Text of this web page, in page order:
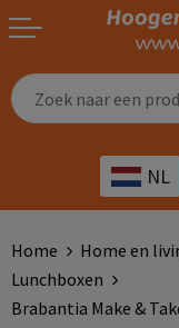
NL
Giveaways
Outdoor
Home & living
Werkkleding
Sportkleding
Overig
Outdoor artikelen
Giveaways
Transport
Horeca
ICT
Home Home en
Lunchboxen
Brabantia Make &